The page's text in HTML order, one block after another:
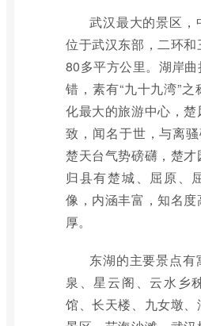
武汉最大的景区，
位于武汉东部，二环
80多平方公里。湖岸
错，素有“九十九湾”
化最大的旅游中心，
致，闻名于世，与离骚
楚天台气势磅礴，楚
归县有楚城、屈原、
像，内涵丰富，知名
厚。
东湖的主要景点
泉、星云阁、云水乡
馆、长天楼、九女墩